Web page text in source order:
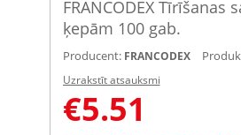
FRANCODEX
ķepām 100 gab.
Producent: FRANCODEX
Uzrakstīt atsauksmi
€5.51